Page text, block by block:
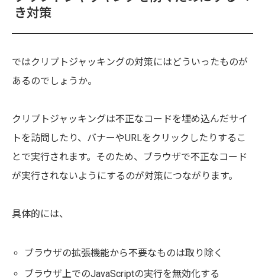
き対策
ではクリプトジャッキングの対策にはどういったものが
あるのでしょうか。
クリプトジャッキングは不正なコードを埋め込んだサイ
トを訪問したり、バナーやURLをクリックしたりするこ
とで実行されます。そのため、ブラウザで不正なコード
が実行されないようにするのが対策につながります。
具体的には、
ブラウザの拡張機能から不要なものは取り除く
ブラウザ上でのJavaScriptの実行を無効化する